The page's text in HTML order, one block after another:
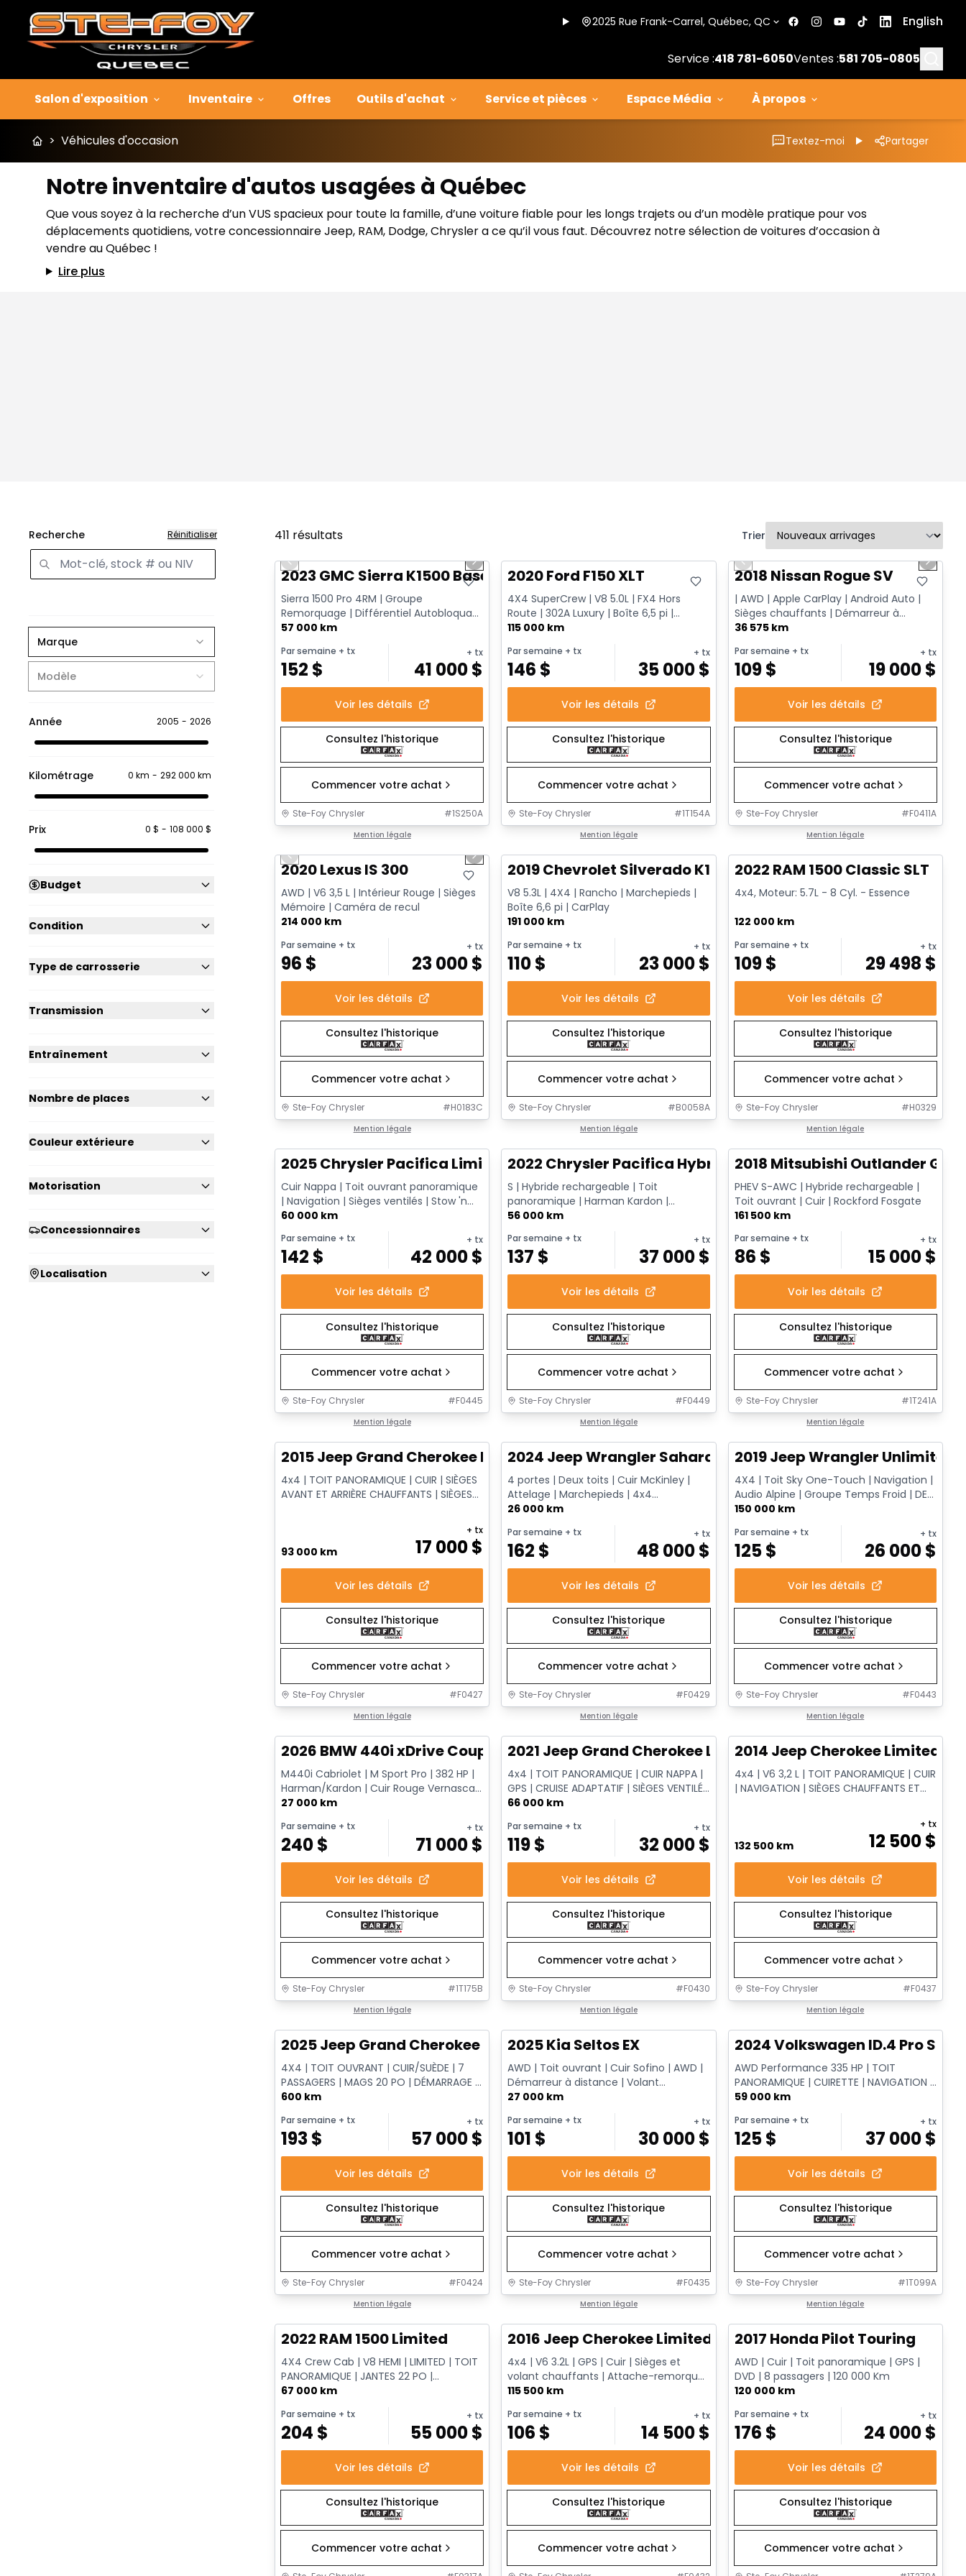
2025 Rue Frank-Carrel, Québec, QC English
Service :418 781-6050Ventes :581 705-0805
Salon d'exposition Inventaire Offres Outils d'achat Service et pièces Espace Média À propos
> Véhicules d'occasion Textez-moi Partager
Notre inventaire d'autos usagées à Québec
Que vous soyez à la recherche d’un VUS spacieux pour toute la famille, d’une voiture fiable pour les longs trajets ou d’un modèle pratique pour vos
déplacements quotidiens, votre concessionnaire Jeep, RAM, Dodge, Chrysler a ce qu’il vous faut. Découvrez notre sélection de voitures d’occasion à
vendre au Québec !
Lire plus
Recherche Réinitialiser
Marque
Modèle
Année 2005 - 2026
Kilométrage 0 km - 292 000 km
Prix 0 $ - 108 000 $
Budget
Condition
Type de carrosserie
Transmission
Entraînement
Nombre de places
Couleur extérieure
Motorisation
Concessionnaires
Localisation
411 résultats Trier
Très bonne offre
Previous slide Next slide
2023 GMC Sierra K1500 Base
Sierra 1500 Pro 4RM | Groupe
Remorquage | Différentiel Autobloquant
| CarPlay Sans Fil | Doublure Va...
57 000 km
Par semaine + tx
152 $
+ tx
41 000$
Voir les détails
Consultez l'historique
Commencer votre achat
Ste-Foy Chrysler #1S250A
Mention légale
2020 Ford F150 XLT
4X4 SuperCrew | V8 5.0L | FX4 Hors
Route | 302A Luxury | Boîte 6,5 pi |
Remorquage
115 000 km
Par semaine + tx
146 $
+ tx
35 000$
Voir les détails
Consultez l'historique
Commencer votre achat
Ste-Foy Chrysler #1T154A
Mention légale
Très bonne offre
Previous slide Next
2018 Nissan Rogue SV
| AWD | Apple CarPlay | Android Auto |
Sièges chauffants | Démarreur à
distance
36 575 km
Par semaine + tx
109$
+ tx
19 000$
Voir les détails
Consultez l'historique
Commencer votre achat
Ste-Foy Chrysler #F0411A
Mention légale
Très bonne offre
Previous slide Next slide
2020 Lexus IS 300
AWD | V6 3,5 L | Intérieur Rouge | Sièges
Mémoire | Caméra de recul
214 000 km
Par semaine + tx
96 $
+ tx
23 000$
Voir les détails
Consultez l'historique
Commencer votre achat
Ste-Foy Chrysler #H0183C
Mention légale
Très bonne offre
2019 Chevrolet Silverado K1500 Trail Cus Custom Trail Boss
V8 5.3L | 4X4 | Rancho | Marchepieds |
Boîte 6,6 pi | CarPlay
191 000 km
Par semaine + tx
110$
+ tx
23 000$
Voir les détails
Consultez l'historique
Commencer votre achat
Ste-Foy Chrysler #B0058A
Mention légale
Très bonne offre
2022 RAM 1500 Classic SLT
4x4, Moteur: 5.7L - 8 Cyl. - Essence
122 000 km
Par semaine + tx
109$
+ tx
29 498 $
Voir les détails
Consultez l'historique
Commencer votre achat
Ste-Foy Chrysler #H0329
Mention légale
Très bonne offre
2025 Chrysler Pacifica Limited
Cuir Nappa | Toit ouvrant panoramique
| Navigation | Sièges ventilés | Stow 'n
Go | Apple CarPlay & ...
60 000 km
Par semaine + tx
142 $
+ tx
42 000$
Voir les détails
Consultez l'historique
Commencer votre achat
Ste-Foy Chrysler #F0445
Mention légale
Très bonne offre
2022 Chrysler Pacifica Hybrid Limited
S | Hybride rechargeable | Toit
panoramique | Harman Kardon |
Caméra 360 | Écrans arrière Fire TV | ...
56 000 km
Par semaine + tx
137 $
+ tx
37 000$
Voir les détails
Consultez l'historique
Commencer votre achat
Ste-Foy Chrysler #F0449
Mention légale
Très bonne offre
2018 Mitsubishi Outlander GT
PHEV S-AWC | Hybride rechargeable |
Toit ouvrant | Cuir | Rockford Fosgate
161 500 km
Par semaine + tx
86 $
+ tx
15 000$
Voir les détails
Consultez l'historique
Commencer votre achat
Ste-Foy Chrysler #1T241A
Mention légale
Très bonne offre
2015 Jeep Grand Cherokee Limited
4x4 | TOIT PANORAMIQUE | CUIR | SIÈGES
AVANT ET ARRIÈRE CHAUFFANTS | SIÈGES
93 000 km 17 000$
+ tx
Voir les détails
Consultez l'historique
Commencer votre achat
Ste-Foy Chrysler #F0427
Mention légale
Très bonne offre
2024 Jeep Wrangler Sahara
4 portes | Deux toits | Cuir McKinley |
Attelage | Marchepieds | 4x4
Command-Trac
26 000 km
Par semaine + tx
162 $
+ tx
48 000$
Voir les détails
Consultez l'historique
Commencer votre achat
Ste-Foy Chrysler #F0429
Mention légale
Très bonne offre
2019 Jeep Wrangler Unlimited
4X4 | Toit Sky One-Touch | Navigation |
Audio Alpine | Groupe Temps Froid | DEL
| Surveillance des a...
150 000 km
Par semaine + tx
125$
+ tx
26 000$
Voir les détails
Consultez l'historique
Commencer votre achat
Ste-Foy Chrysler #F0443
Mention légale
Très bonne offre
2026 BMW 440i xDrive Coupe
M440i Cabriolet | M Sport Pro | 382 HP |
Harman/Kardon | Cuir Rouge Vernasca |
AWD | Démarreur à dis...
27 000 km
Par semaine + tx
240$
+ tx
71 000$
Voir les détails
Consultez l'historique
Commencer votre achat
Ste-Foy Chrysler #1T175B
Mention légale
Très bonne offre
2021 Jeep Grand Cherokee Limited
4x4 | TOIT PANORAMIQUE | CUIR NAPPA |
GPS | CRUISE ADAPTATIF | SIÈGES VENTILÉS
| HAYON ÉLECTRIQUE
66 000 km
Par semaine + tx
119$
+ tx
32 000$
Voir les détails
Consultez l'historique
Commencer votre achat
Ste-Foy Chrysler #F0430
Mention légale
Très bonne offre
2014 Jeep Cherokee Limited
4x4 | V6 3,2 L | TOIT PANORAMIQUE | CUIR
| NAVIGATION | SIÈGES CHAUFFANTS ET
132 500 km 12 500$
+ tx
Voir les détails
Consultez l'historique
Commencer votre achat
Ste-Foy Chrysler #F0437
Mention légale
Très bonne offre
2025 Jeep Grand Cherokee L Altitude
4X4 | TOIT OUVRANT | CUIR/SUÈDE | 7
PASSAGERS | MAGS 20 PO | DÉMARRAGE À
DISTANCE
600 km
Par semaine + tx
193$
+ tx
57 000$
Voir les détails
Consultez l'historique
Commencer votre achat
Ste-Foy Chrysler #F0424
Mention légale
Très bonne offre
2025 Kia Seltos EX
AWD | Toit ouvrant | Cuir Sofino | AWD |
Démarreur à distance | Volant
chauffant
27 000 km
Par semaine + tx
101 $
+ tx
30 000$
Voir les détails
Consultez l'historique
Commencer votre achat
Ste-Foy Chrysler #F0435
Mention légale
Très bonne offre
2024 Volkswagen ID.4 Pro S
AWD Performance 335 HP | TOIT
PANORAMIQUE | CUIRETTE | NAVIGATION |
CAMÉRA | 20 PO | 4MOTION
59 000 km
Par semaine + tx
125$
+ tx
37 000$
Voir les détails
Consultez l'historique
Commencer votre achat
Ste-Foy Chrysler #1T099A
Mention légale
Très bonne offre
2022 RAM 1500 Limited
4X4 Crew Cab | V8 HEMI | LIMITED | TOIT
PANORAMIQUE | JANTES 22 PO |
REMORQUAGE | NOIR CRISTAL
67 000 km
Par semaine + tx
204 $
+ tx
55 000$
Voir les détails
Consultez l'historique
Commencer votre achat
Très bonne offre
2016 Jeep Cherokee Limited
4x4 | V6 3.2L | GPS | Cuir | Sièges et
volant chauffants | Attache-remorque
| Démarrage à distance
115 500 km
Par semaine + tx
106 $
+ tx
14 500$
Voir les détails
Consultez l'historique
Commencer votre achat
Très bonne offre
2017 Honda Pilot Touring
AWD | Cuir | Toit panoramique | GPS |
DVD | 8 passagers | 120 000 Km
120 000 km
Par semaine + tx
176 $
+ tx
24 000$
Voir les détails
Consultez l'historique
Commencer votre achat